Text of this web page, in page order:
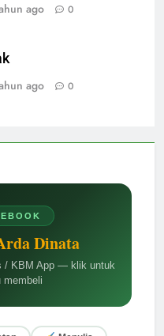
Dinata
/ KBM App — klik untuk
membeli
ago 0
ago 0